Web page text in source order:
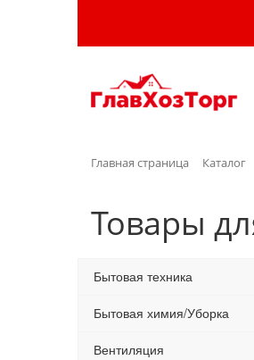
Главная страница Каталог
Товары
Бытовая техника
Бытовая химия/Уборка
Вентиляция